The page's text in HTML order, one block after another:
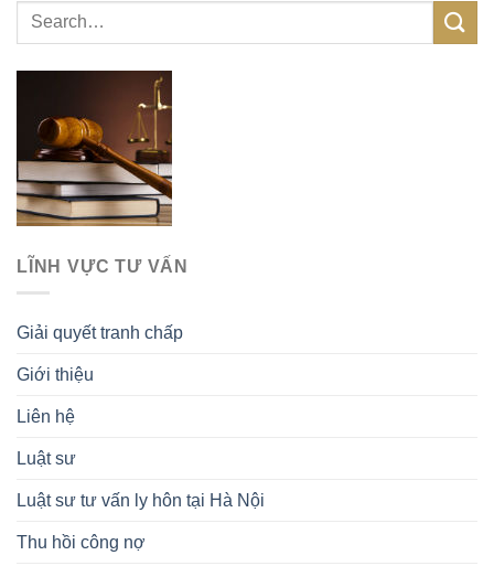
LĨNH VỰC TƯ VẤN
Giải quyết tranh chấp
Giới thiệu
Liên hệ
Luật sư
Luật sư tư vấn ly hôn tại Hà Nội
Thu hồi công nợ